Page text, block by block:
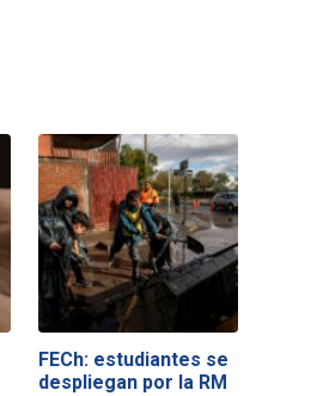
FECh: estudiantes se
despliegan por la RM